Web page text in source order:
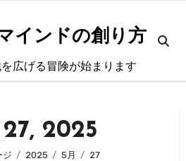
インドの創り方
広げる冒険が始まります
2025
ジ 2025 5月 27